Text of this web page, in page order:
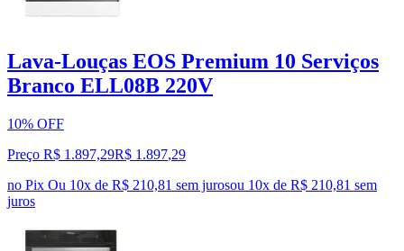
Lava-Louças EOS Premium 10 Serviços
Branco ELL08B 220V
10% OFF
Preço R$ 1.897,29R$ 1.897,29
no Pix Ou 10x de R$ 210,81 sem jurosou 10x de R$ 210,81 sem
juros